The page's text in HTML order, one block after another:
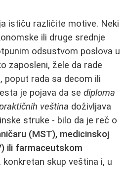
ističu različite motive. Neki
ili druge srednje
odsustvom poslova u
zaposleni, žele da rade
poput rada sa decom ili
je pojava da se diploma
veština doživljava
struke - bilo da je reč o
(MST), medicinskoj
ili farmaceutskom
konkretan skup veština i, u